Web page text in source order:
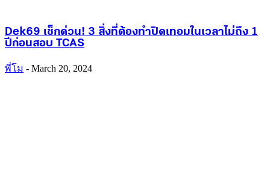
Dek69 เช็กด่วน! 3 สิ่งที่ต้องทำปิดเทอมในเวลาไม่ถึง 1
ปีก่อนสอบ TCAS
พี่โม - March 20, 2024